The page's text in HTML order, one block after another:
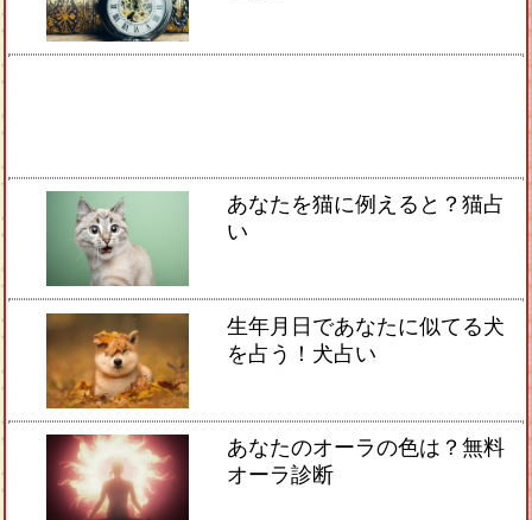
あなたを猫に例えると？猫占
い
生年月日であなたに似てる犬
を占う！犬占い
あなたのオーラの色は？無料
オーラ診断